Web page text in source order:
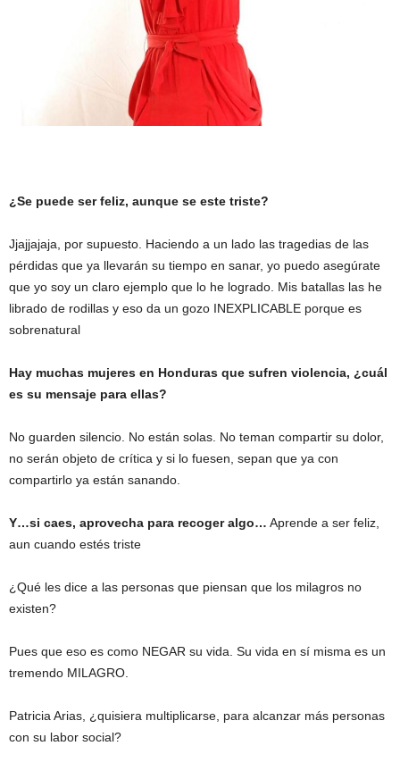
¿Se puede ser feliz, aunque se este triste?
Jjajjajaja, por supuesto. Haciendo a un lado las tragedias de las
pérdidas que ya llevarán su tiempo en sanar, yo puedo asegúrate
que yo soy un claro ejemplo que lo he logrado. Mis batallas las he
librado de rodillas y eso da un gozo INEXPLICABLE porque es
sobrenatural
Hay muchas mujeres en Honduras que sufren violencia, ¿cuál
es su mensaje para ellas?
No guarden silencio. No están solas. No teman compartir su dolor,
no serán objeto de crítica y si lo fuesen, sepan que ya con
compartirlo ya están sanando.
Y…si caes, aprovecha para recoger algo… Aprende a ser feliz,
aun cuando estés triste
¿Qué les dice a las personas que piensan que los milagros no
existen?
Pues que eso es como NEGAR su vida. Su vida en sí misma es un
tremendo MILAGRO.
Patricia Arias, ¿quisiera multiplicarse, para alcanzar más personas
con su labor social?